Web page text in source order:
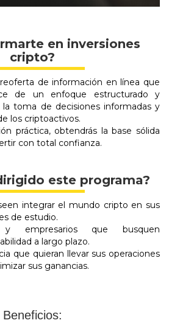
en inversiones
cripto?
de información en línea que
de un enfoque estructurado y
toma de decisiones informadas y
los criptoactivos.
práctica, obtendrás la base sólida
con total confianza.
este programa?
integrar el mundo cripto en sus
de estudio.
y empresarios que busquen
a largo plazo.
que quieran llevar sus operaciones
sus ganancias.
Beneficios: